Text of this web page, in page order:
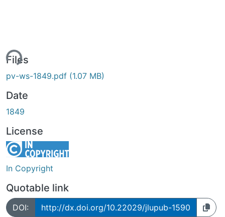
Files
pv-ws-1849.pdf (1.07 MB)
Date
1849
License
In Copyright
Quotable link
DOI: http://dx.doi.org/10.22029/jlupub-1590